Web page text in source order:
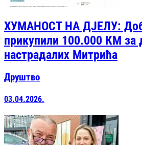
ХУМАНОСТ НА ДЈЕЛУ:
прикупили 100.000 КМ за
настрадалих Митрића
Друштво
03.04.2026.